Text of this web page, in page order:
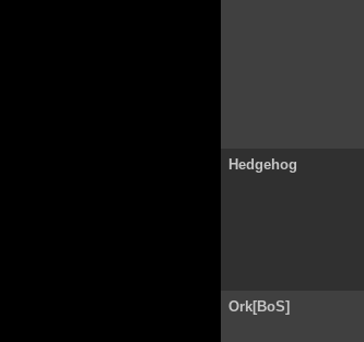
Hedgehog
Ork[BoS]